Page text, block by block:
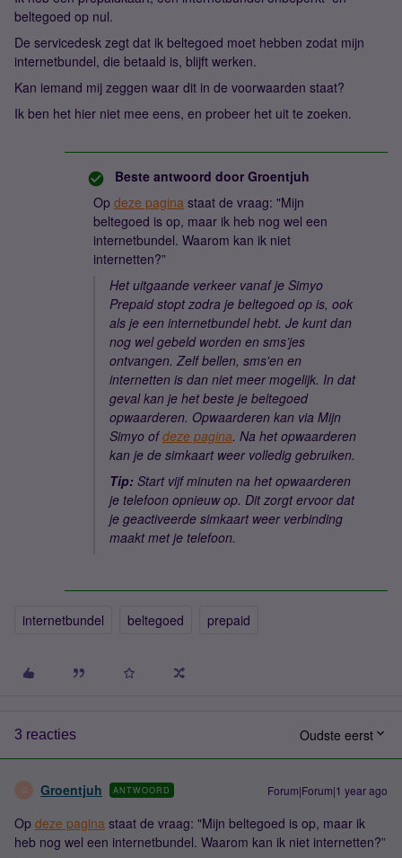
beltegoed op nul.
De servicedesk zegt dat ik beltegoed moet hebben zodat mijn
internetbundel, die betaald is, blijft werken.
Kan iemand mij zeggen waar dit in de voorwaarden staat?
Ik ben het hier niet mee eens, en probeer het uit te zoeken.
Beste antwoord door Groentjuh
Op deze pagina staat de vraag: "Mijn
beltegoed is op, maar ik heb nog wel een
internetbundel. Waarom kan ik niet
internetten?”
Het uitgaande verkeer vanaf je Simyo
Prepaid stopt zodra je beltegoed op is, ook
als je een internetbundel hebt. Je kunt dan
nog wel gebeld worden en sms’jes
ontvangen. Zelf bellen, sms'en en
internetten is dan niet meer mogelijk. In dat
geval kan je het beste je beltegoed
opwaarderen. Opwaarderen kan via Mijn
Simyo ofdeze pagina. Na het opwaarderen
kan je de simkaart weer volledig gebruiken.
Tip: Start vijf minuten na het opwaarderen
je telefoon opnieuw op. Dit zorgt ervoor dat
je geactiveerde simkaart weer verbinding
maakt met je telefoon.
internetbundel beltegoed prepaid
3 reacties Oudste eerst
G Groentjuh ANTWOORD Forum|Forum|1 year ago
Op deze pagina staat de vraag: "Mijn beltegoed is op, maar ik
heb nog wel een internetbundel. Waarom kan ik niet internetten?”